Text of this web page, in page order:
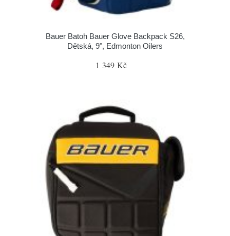
Bauer Batoh Bauer Glove Backpack S26,
Dětská, 9", Edmonton Oilers
1 349 Kč